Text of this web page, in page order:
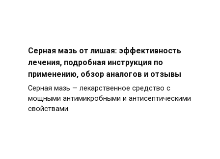
Серная мазь от лишая: эффективность
лечения, подробная инструкция по
применению, обзор аналогов и отзывы
Серная мазь — лекарственное средство с
мощными антимикробными и антисептическими
свойствами.